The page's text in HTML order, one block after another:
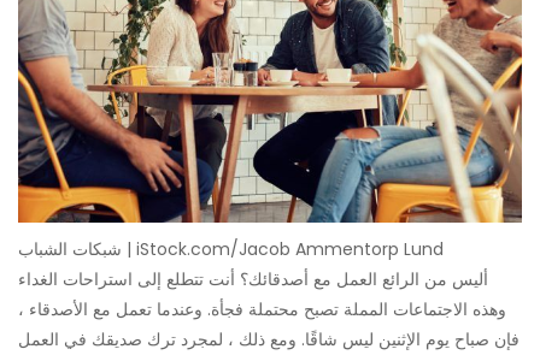
شبكات الشباب | iStock.com/Jacob Ammentorp Lund
أليس من الرائع العمل مع أصدقائك؟ أنت تتطلع إلى استراحات الغداء
وهذه الاجتماعات المملة تصبح محتملة فجأة. وعندما تعمل مع الأصدقاء ،
فإن صباح يوم الإثنين ليس شاقًا. ومع ذلك ، لمجرد ترك صديقك في العمل